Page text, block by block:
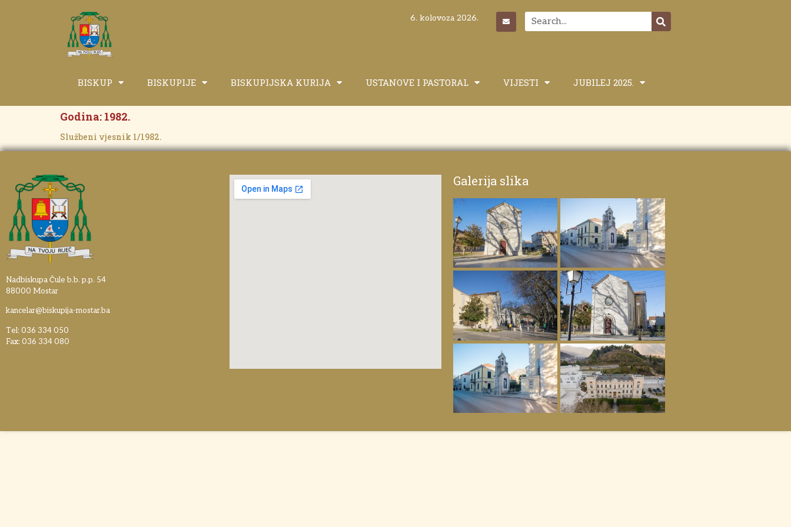
6. kolovoza 2026.
BISKUP BISKUPIJE BISKUPIJSKA KURIJA USTANOVE I PASTORAL VIJESTI JUBILEJ 2025.
Godina: 1982.
Službeni vjesnik 1/1982.
Nadbiskupa Čule b.b. p.p. 54
88000 Mostar
kancelar@biskupija-mostar.ba
Tel: 036 334 050
Fax: 036 334 080
Galerija slika